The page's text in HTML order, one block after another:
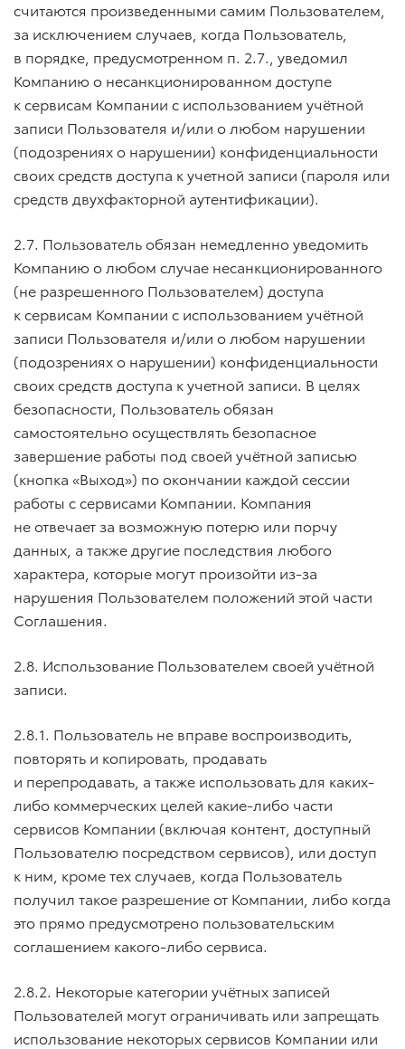
считаются произведенными самим Пользователем,
за исключением случаев, когда Пользователь,
в порядке, предусмотренном п. 2.7., уведомил
Компанию о несанкционированном доступе
к сервисам Компании с использованием учётной
записи Пользователя и/или о любом нарушении
(подозрениях о нарушении) конфиденциальности
своих средств доступа к учетной записи (пароля или
средств двухфакторной аутентификации).
2.7. Пользователь обязан немедленно уведомить
Компанию о любом случае несанкционированного
(не разрешенного Пользователем) доступа
к сервисам Компании с использованием учётной
записи Пользователя и/или о любом нарушении
(подозрениях о нарушении) конфиденциальности
своих средств доступа к учетной записи. В целях
безопасности, Пользователь обязан
самостоятельно осуществлять безопасное
завершение работы под своей учётной записью
(кнопка «Выход») по окончании каждой сессии
работы с сервисами Компании. Компания
не отвечает за возможную потерю или порчу
данных, а также другие последствия любого
характера, которые могут произойти из-за
нарушения Пользователем положений этой части
Соглашения.
2.8. Использование Пользователем своей учётной
записи.
2.8.1. Пользователь не вправе воспроизводить,
повторять и копировать, продавать
и перепродавать, а также использовать для каких-
либо коммерческих целей какие-либо части
сервисов Компании (включая контент, доступный
Пользователю посредством сервисов), или доступ
к ним, кроме тех случаев, когда Пользователь
получил такое разрешение от Компании, либо когда
это прямо предусмотрено пользовательским
соглашением какого-либо сервиса.
2.8.2. Некоторые категории учётных записей
Пользователей могут ограничивать или запрещать
использование некоторых сервисов Компании или